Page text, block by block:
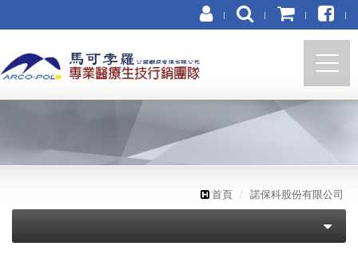
https://marco-polo.com.tw
首頁 諾保科股份有限公司